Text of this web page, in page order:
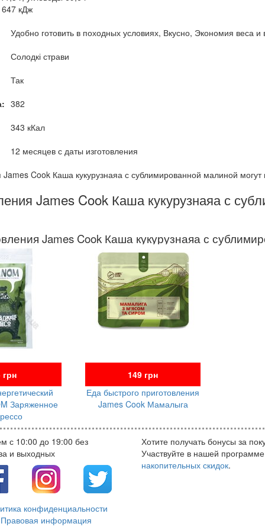
кДж
Удобно готовить в походных условиях, Вкусно, Экономия веса
Солодкі страви
Так
382
343 кКал
12 месяцев с даты изготовления
James Cook Каша кукурузнаяа с сублимированной малиной
James Cook Каша кукурузнаяа с
James Cook Каша кукурузнаяа с
грн
Заряженное
149 грн
Еда быстрого приготовления
James Cook Мамалыга
с 10:00 до 19:00 без
и выходных
конфиденциальности
Правовая информация
Хотите получать бонусы за
Участвуйте в нашей программе
накопительных скидок.